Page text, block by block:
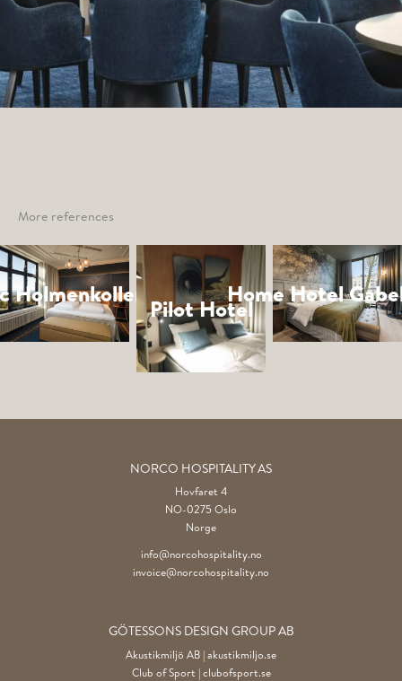
More references
Holmenkollen Park
Pilot Hotel
Home Hotel
NORCO HOSPITALITY AS
Hovfaret 4
NO-0275 Oslo
Norge
info@norcohospitality.no
invoice@norcohospitality.no
GÖTESSONS DESIGN GROUP AB
Akustikmiljö AB |akustikmiljo.se
Club of Sport |clubofsport.se